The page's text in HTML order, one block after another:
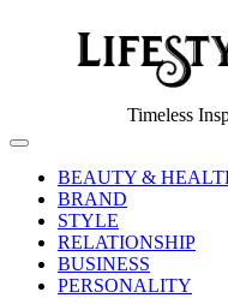
People
Timeless
Off
CanvasBEAUTY &
BRAND
STYLE
RELATIONSHIP
BUSINESS
PERSONALITY